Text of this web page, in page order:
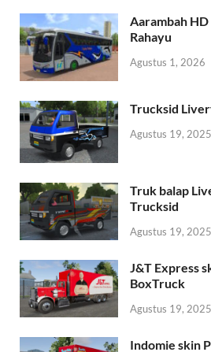
Aarambah
Rahayu
Agustus 1, 2026
Trucksid
Agustus 19, 2025
Truk balap
Trucksid
Agustus 19, 2025
J&T Express
BoxTruck
Agustus 19, 2025
Indomie skin